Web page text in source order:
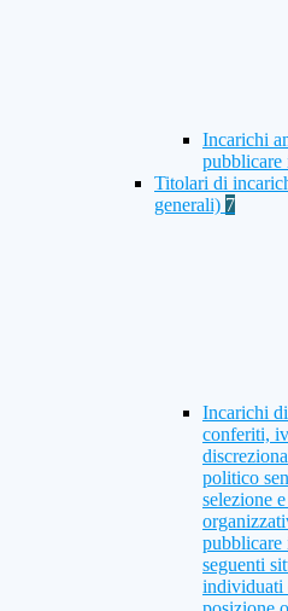
Incarichi
pubblicare
Titolari di
generali) 7
Incarichi
conferiti,
politico
selezione
pubblicare
seguenti
individuati